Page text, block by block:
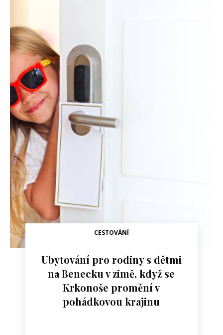
CESTOVÁNÍ
Ubytování pro rodiny s dětmi
na Benecku v zimě, když se
Krkonoše promění v
pohádkovou krajinu